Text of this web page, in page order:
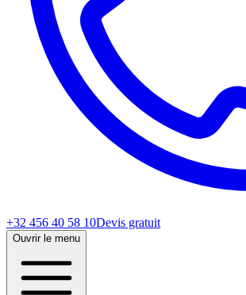
+32 456 40 58 10Devis gratuit
Ouvrir le menu